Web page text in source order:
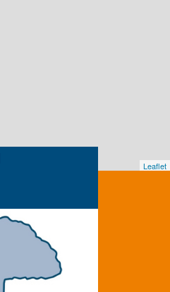
Leaflet